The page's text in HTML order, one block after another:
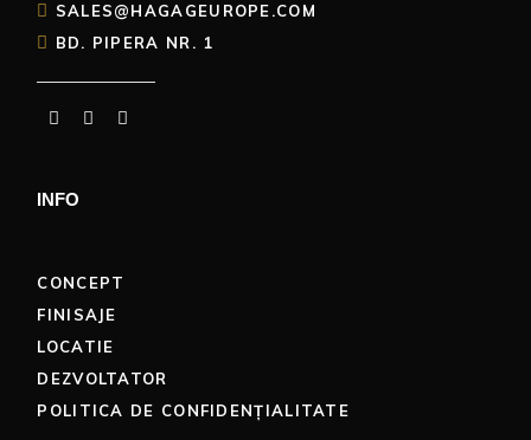
SALES@HAGAGEUROPE.COM
BD. PIPERA NR. 1
INFO
CONCEPT
FINISAJE
LOCATIE
DEZVOLTATOR
POLITICA DE CONFIDENȚIALITATE